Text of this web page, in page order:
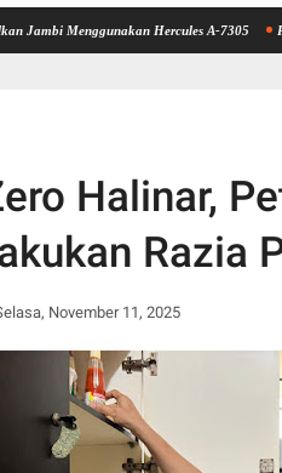
Hercules A-7305 Polda
Halinar,
Razia
November 11, 2025